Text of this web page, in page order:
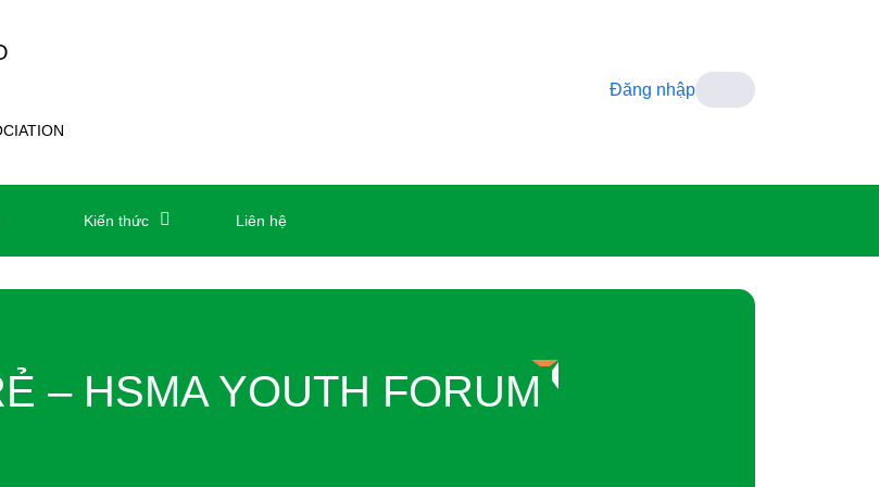
Đăng nhập
Kiến thức Liên hệ
– HSMA YOUTH FORUM